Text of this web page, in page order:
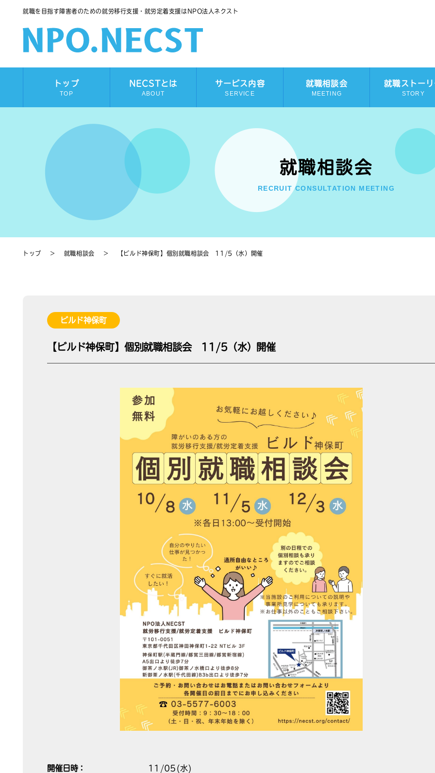
就職を目指す障害者のための就労移行支援・就労定着支援はNPO法人ネクスト
トップ
TOP
NECSTとは
ABOUT
サービス内容
SERVICE
就職相談会
MEETING
就職ストー
STORY
就職相談会
RECRUIT CONSULTATION MEETING
トップ ＞ 就職相談会 ＞ 【ビルド神保町】個別就職相談会 11/5（水）開催
ビルド神保町
【ビルド神保町】個別就職相談会 11/5（水）開催
開催日時： 11/05(水)